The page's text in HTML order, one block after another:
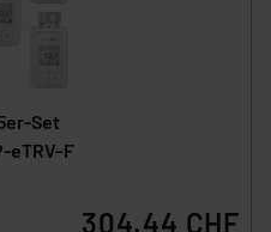
nicht längerfristig
personenbezogene
zur Einbindung von
daher ggf. auch
in den USA gemäß Art. 49
Set
eTRV-F
304.44 CHF